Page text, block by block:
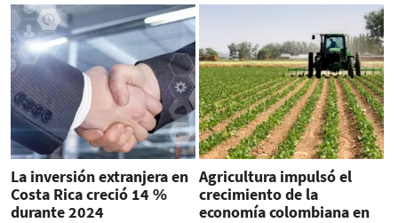
La inversión extranjera en
Costa Rica creció 14 %
durante 2024
Agricultura impulsó el
crecimiento de la
economía colombiana en